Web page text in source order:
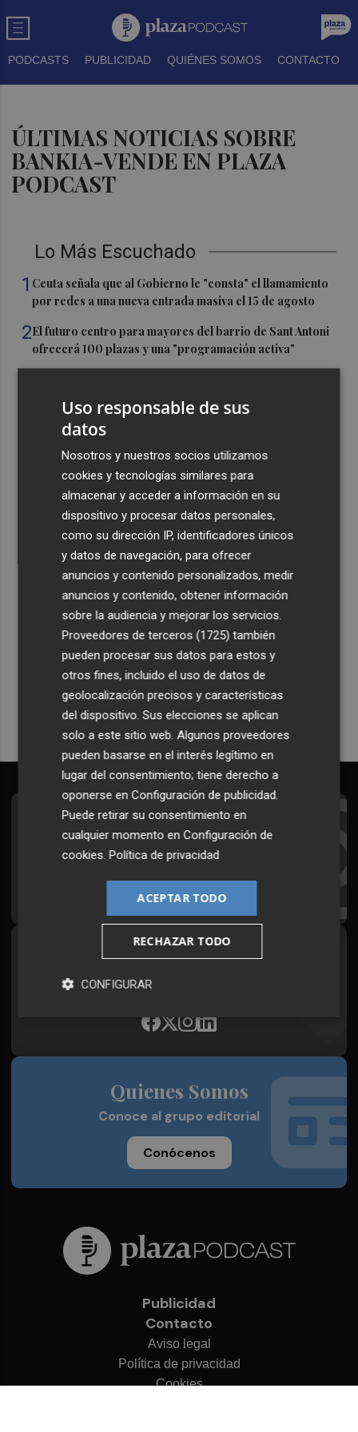
PODCASTS PUBLICIDAD QUIÉNES SOMOS CONTACTO
ÚLTIMAS NOTICIAS SOBRE
BANKIA-VENDE EN PLAZA
PODCAST
Lo Más Escuchado
1 Ceuta señala que al Gobierno le "consta" el llamamiento
por redes a una nueva entrada masiva el 15 de agosto
2El futuro centro para mayores del barrio de Sant Antoni
ofrecerá 100 plazas y una "programación activa"
España 2025
su lema 'No juzgamos'
El Consorcio movilizará 182 bomberos el día del eclipse
y recomienda evitar zonas forestales
Recibe toda la actualidad de
Plaza Podcast en tu correo
Quiero suscribirme
Suscríbete al Boletín
Todos los días a primera hora en tu email
Síguenos en redes
Plaza Podcast, desde cualquier medio
Quienes Somos
Conoce al grupo editorial
Conócenos
Publicidad
Contacto
Aviso legal
Política de privacidad
Cookies
Uso responsable de sus
datos
Nosotros y nuestros socios utilizamos
cookies y tecnologías similares para
almacenar y acceder a información en su
dispositivo y procesar datos personales,
como su dirección IP, identificadores únicos
y datos de navegación, para ofrecer
anuncios y contenido personalizados, medir
anuncios y contenido, obtener información
sobre la audiencia y mejorar los servicios.
Proveedores de terceros (1725) también
pueden procesar sus datos para estos y
otros fines, incluido el uso de datos de
geolocalización precisos y características
del dispositivo. Sus elecciones se aplican
solo a este sitio web. Algunos proveedores
pueden basarse en el interés legítimo en
lugar del consentimiento; tiene derecho a
oponerse enConfiguración de publicidad.
Puede retirar su consentimiento en
cualquier momento enConfiguración de
cookies.Política de privacidad
ACEPTAR TODO
RECHAZAR TODO
CONFIGURAR